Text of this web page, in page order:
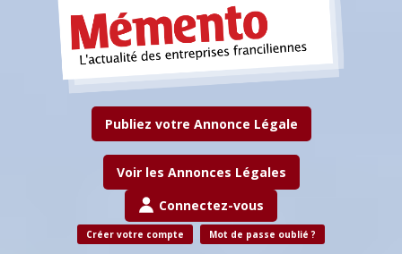
Publiez votre Annonce Légale
Voir les Annonces Légales
Connectez-vous
Créer votre compte Mot de passe oublié ?